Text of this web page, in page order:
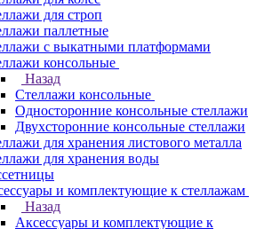
для строп
паллетные
с выкатными платформами
консольные
Назад
Стеллажи консольные
Односторонние консольные стеллажи
Двухсторонние консольные стеллажи
для хранения листового металла
для хранения воды
и комплектующие к стеллажам
Назад
Аксесcуары и комплектующие к